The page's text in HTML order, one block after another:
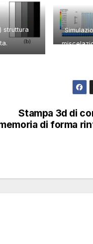
struttura
Stampa 3d di
di forma